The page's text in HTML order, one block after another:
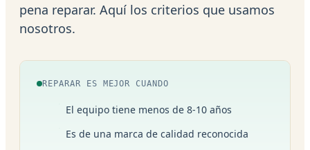
pena reparar. Aquí los criterios que usamos
nosotros.
REPARAR ES MEJOR CUANDO
El equipo tiene menos de 8-10 años
Es de una marca de calidad reconocida